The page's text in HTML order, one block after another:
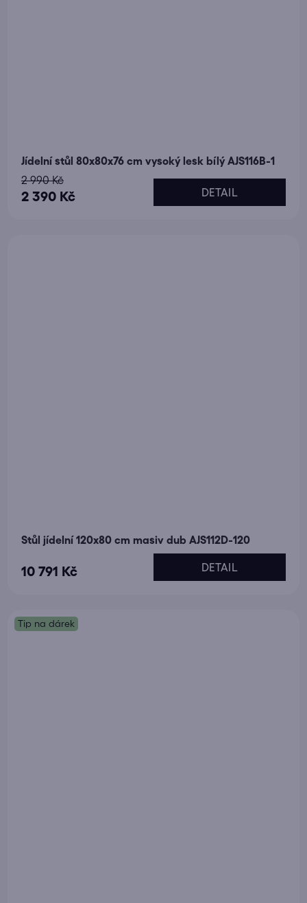
Jídelní stůl 80x80x76 cm vysoký lesk bílý AJS116B-1
2 390 Kč
2 990 Kč
DETAIL
Stůl jídelní 120x80 cm masiv dub AJS112D-120
10 791 Kč DETAIL
Tip na dárek